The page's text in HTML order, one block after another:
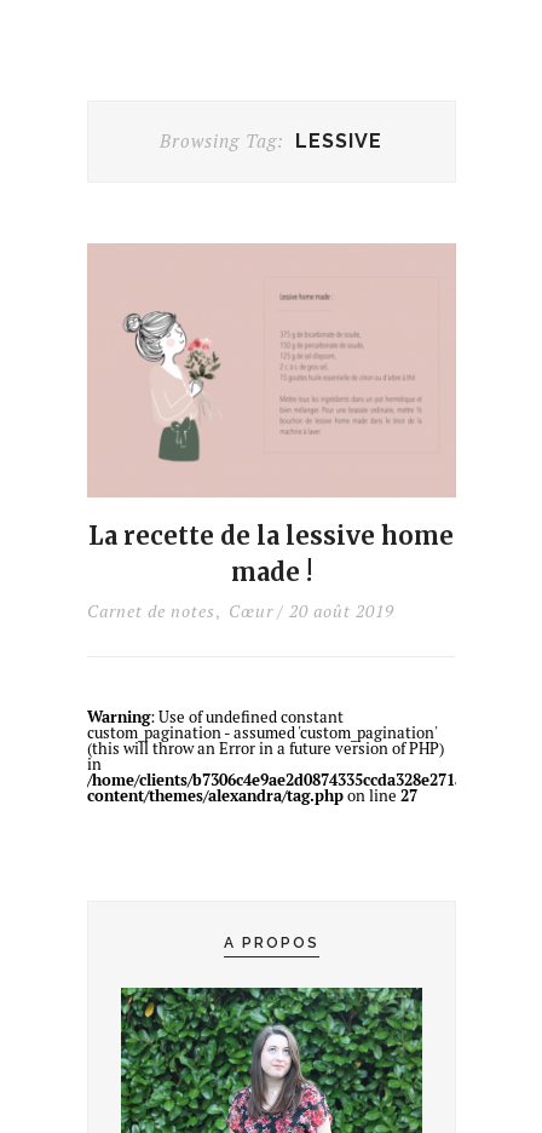
Browsing Tag: LESSIVE
La recette de la lessive home
made !
Carnet de notes, Cœur/ 20 août 2019
Warning: Use of undefined constant
custom_pagination - assumed 'custom_pagination'
(this will throw an Error in a future version of PHP)
in
/home/clients/b7306c4e9ae2d0874335ccda328e271a/web/
content/themes/alexandra/tag.phpon line 27
A PROPOS